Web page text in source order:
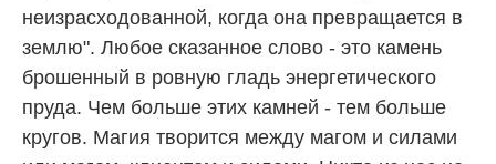
неизрасходованной, когда она превращается в
землю". Любое сказанное слово - это камень
брошенный в ровную гладь энергетического
пруда. Чем больше этих камней - тем больше
кругов. Магия творится между магом и силами